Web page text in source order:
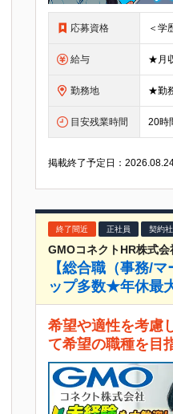
応募資格
給与
勤務地
目安残業時間 20時
掲載終了予定日：
終了間近 正社員 契約
GMOコネクトHR株式会
【総合職（事務/
ップ多数★年休最
希望や適性を考慮
て希望の職種を目